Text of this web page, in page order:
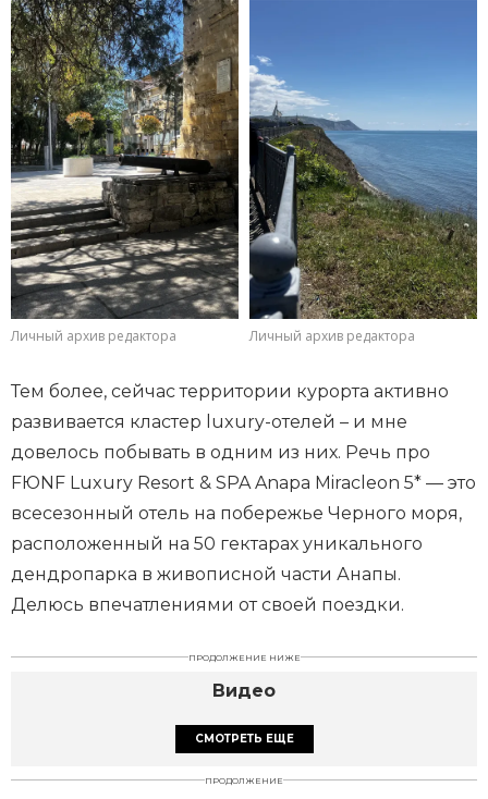
Личный архив редактора Личный архив редактора
Тем более, сейчас территории курорта активно
развивается кластер luxury-отелей – и мне
довелось побывать в одним из них. Речь про
FЮNF Luxury Resort & SPA Anapa Miracleon 5* — это
всесезонный отель на побережье Черного моря,
расположенный на 50 гектарах уникального
дендропарка в живописной части Анапы.
Делюсь впечатлениями от своей поездки.
ПРОДОЛЖЕНИЕ НИЖЕ
Видео
СМОТРЕТЬ ЕЩЕ
ПРОДОЛЖЕНИЕ